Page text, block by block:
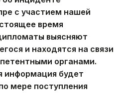
с участием нашей
время
выясняют
и находятся на связи
органами.
информация будет
мере поступления